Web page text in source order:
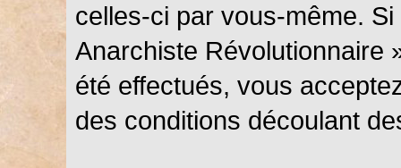
celles-ci par vous-même.
Anarchiste Révolutionnaire
été effectués, vous
des conditions découlant